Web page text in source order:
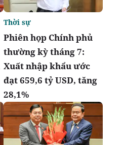
Phiên họp Chính phủ
thường kỳ tháng 7:
Xuất nhập khẩu ước
đạt 659,6 tỷ USD, tăng
28,1%
Thời sự